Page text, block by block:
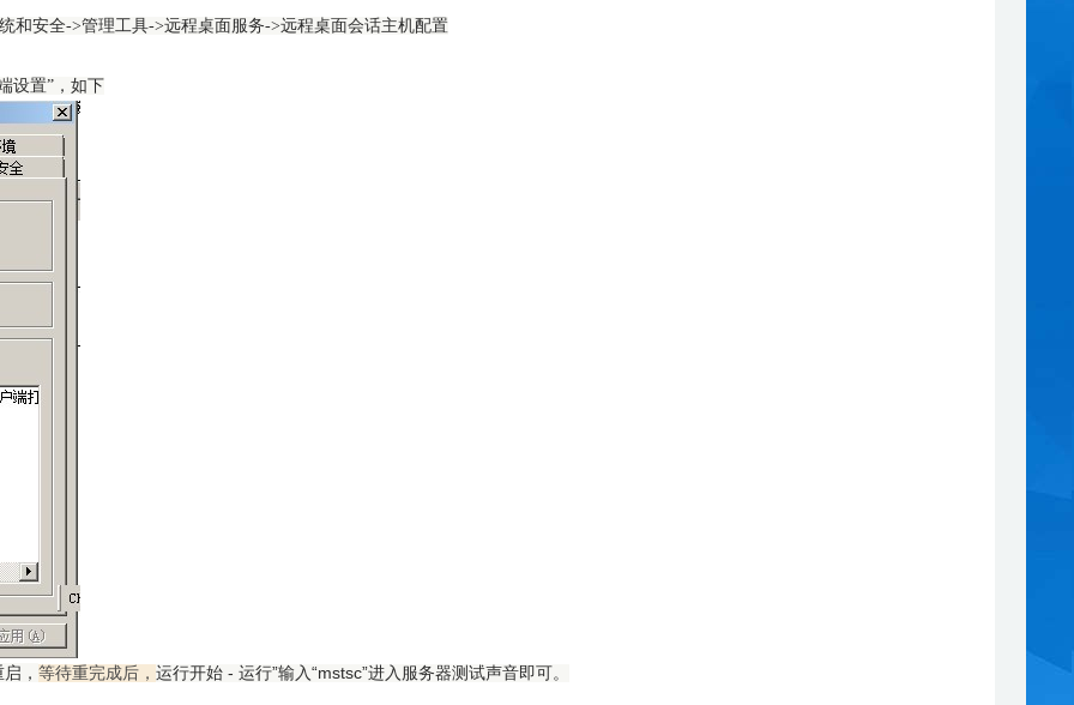
和安全->管理工具->远程桌面服务->远程桌面会话主机配置
设置”，如下
， 等待重完成后， 运行开始 - 运行”输入“mstsc”进入服务器测试声音即可。